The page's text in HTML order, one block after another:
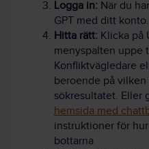
Logga in: När du
GPT med ditt konto.
Hitta rätt: Klicka på
menyspalten uppe
Konfliktvägledare
beroende på
sökresultatet. Eller
hemsida med
instruktioner för
bottarna